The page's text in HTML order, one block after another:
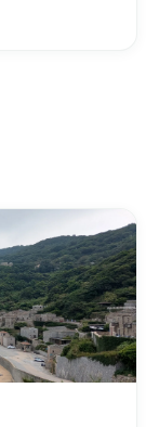
那瑪夏布農族部